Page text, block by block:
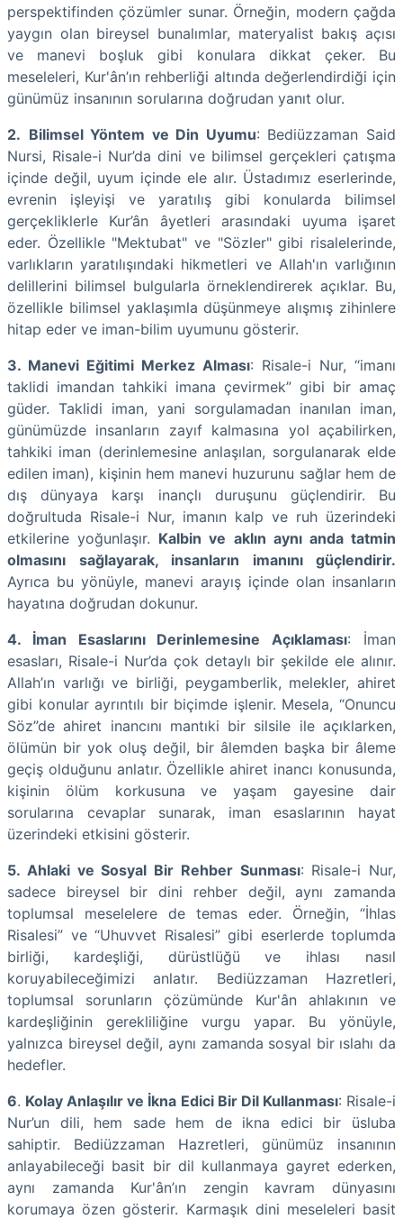
perspektifinden çözümler sunar. Örneğin, modern çağda
yaygın olan bireysel bunalımlar, materyalist bakış açısı
ve manevi boşluk gibi konulara dikkat çeker. Bu
meseleleri, Kur'ân’ın rehberliği altında değerlendirdiği için
günümüz insanının sorularına doğrudan yanıt olur.
2. Bilimsel Yöntem ve Din Uyumu: Bediüzzaman Said
Nursi, Risale-i Nur’da dini ve bilimsel gerçekleri çatışma
içinde değil, uyum içinde ele alır. Üstadımız eserlerinde,
evrenin işleyişi ve yaratılış gibi konularda bilimsel
gerçekliklerle Kur’ân âyetleri arasındaki uyuma işaret
eder. Özellikle "Mektubat" ve "Sözler" gibi risalelerinde,
varlıkların yaratılışındaki hikmetleri ve Allah'ın varlığının
delillerini bilimsel bulgularla örneklendirerek açıklar. Bu,
özellikle bilimsel yaklaşımla düşünmeye alışmış zihinlere
hitap eder ve iman-bilim uyumunu gösterir.
3. Manevi Eğitimi Merkez Alması: Risale-i Nur, “imanı
taklidi imandan tahkiki imana çevirmek” gibi bir amaç
güder. Taklidi iman, yani sorgulamadan inanılan iman,
günümüzde insanların zayıf kalmasına yol açabilirken,
tahkiki iman (derinlemesine anlaşılan, sorgulanarak elde
edilen iman), kişinin hem manevi huzurunu sağlar hem de
dış dünyaya karşı inançlı duruşunu güçlendirir. Bu
doğrultuda Risale-i Nur, imanın kalp ve ruh üzerindeki
etkilerine yoğunlaşır. Kalbin ve aklın aynı anda tatmin
olmasını sağlayarak, insanların imanını güçlendirir.
Ayrıca bu yönüyle, manevi arayış içinde olan insanların
hayatına doğrudan dokunur.
4. İman Esaslarını Derinlemesine Açıklaması: İman
esasları, Risale-i Nur’da çok detaylı bir şekilde ele alınır.
Allah’ın varlığı ve birliği, peygamberlik, melekler, ahiret
gibi konular ayrıntılı bir biçimde işlenir. Mesela, “Onuncu
Söz”de ahiret inancını mantıki bir silsile ile açıklarken,
ölümün bir yok oluş değil, bir âlemden başka bir âleme
geçiş olduğunu anlatır. Özellikle ahiret inancı konusunda,
kişinin ölüm korkusuna ve yaşam gayesine dair
sorularına cevaplar sunarak, iman esaslarının hayat
üzerindeki etkisini gösterir.
5. Ahlaki ve Sosyal Bir Rehber Sunması: Risale-i Nur,
sadece bireysel bir dini rehber değil, aynı zamanda
toplumsal meselelere de temas eder. Örneğin, “İhlas
Risalesi” ve “Uhuvvet Risalesi” gibi eserlerde toplumda
birliği, kardeşliği, dürüstlüğü ve ihlası nasıl
koruyabileceğimizi anlatır. Bediüzzaman Hazretleri,
toplumsal sorunların çözümünde Kur'ân ahlakının ve
kardeşliğinin gerekliliğine vurgu yapar. Bu yönüyle,
yalnızca bireysel değil, aynı zamanda sosyal bir ıslahı da
hedefler.
6. Kolay Anlaşılır ve İkna Edici Bir Dil Kullanması: Risale-i
Nur’un dili, hem sade hem de ikna edici bir üsluba
sahiptir. Bediüzzaman Hazretleri, günümüz insanının
anlayabileceği basit bir dil kullanmaya gayret ederken,
aynı zamanda Kur'ân’ın zengin kavram dünyasını
korumaya özen gösterir. Karmaşık dini meseleleri basit